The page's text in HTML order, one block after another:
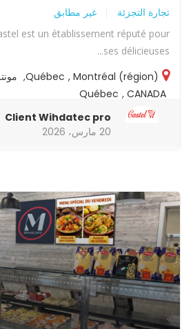
تجارة التجزئة غير مطابق
est un établissement réputé pour
ses délicieuses...
Québec , Montréal (région)
,
Québec , CANADA
Client Wihdatec pro
20 مارس، 2026